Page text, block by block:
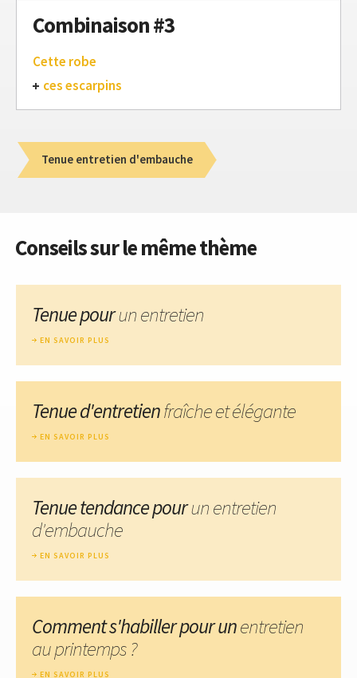
Combinaison #3
Cette robe
ces escarpins
Tenue entretien d'embauche
Conseils sur le même thème
Tenue pourun entretien
EN SAVOIR PLUS
Tenue d'entretienfraîche et élégante
EN SAVOIR PLUS
Tenue tendance pourun entretien
d'embauche
EN SAVOIR PLUS
Comment s'habiller pour unentretien
au printemps ?
EN SAVOIR PLUS